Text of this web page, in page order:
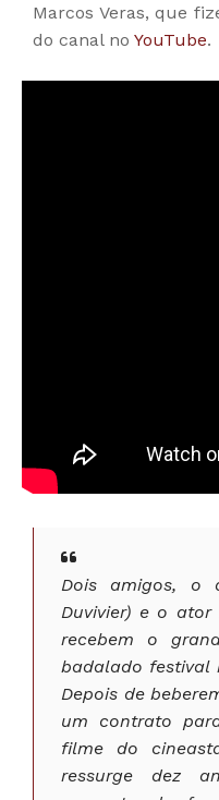
Marcos Veras, que
do canal no YouTube.
Dois amigos, o
Duvivier) e o ator
recebem o
badalado festival
Depois de
um contrato
filme do
ressurge dez